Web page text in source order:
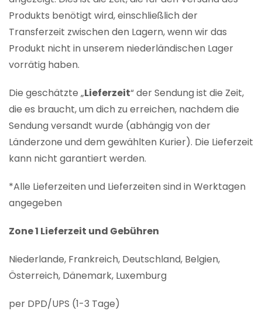
Produkts benötigt wird, einschließlich der
Transferzeit zwischen den Lagern, wenn wir das
Produkt nicht in unserem niederländischen Lager
vorrätig haben.
Die geschätzte „Lieferzeit“ der Sendung ist die Zeit,
die es braucht, um dich zu erreichen, nachdem die
Sendung versandt wurde (abhängig von der
Länderzone und dem gewählten Kurier). Die Lieferzeit
kann nicht garantiert werden.
*Alle Lieferzeiten und Lieferzeiten sind in Werktagen
angegeben
Zone 1 Lieferzeit und Gebühren
Niederlande, Frankreich, Deutschland, Belgien,
Österreich, Dänemark, Luxemburg
per DPD/UPS (1-3 Tage)